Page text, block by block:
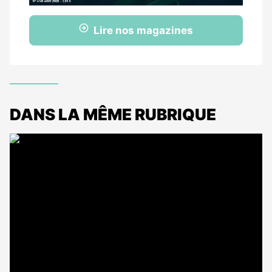
Lire nos magazines
DANS LA MÊME RUBRIQUE